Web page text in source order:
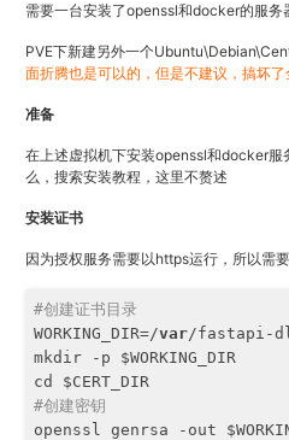
需要一台安装了openssl和docker的服务
PVE下新建另外一个
面折腾也是可以的，但是不建议，搞坏了
准备
在上述虚拟机下安装openssl和docker服
么，搜索安装教程，这里不赘述
安装证书
因为授权服务需要以https运行，所以需
#创建证书目录
WORKING_DIR=/var/fastapi-
mkdir -p $WORKING_DIR
#创建密钥
openssl genrsa -out